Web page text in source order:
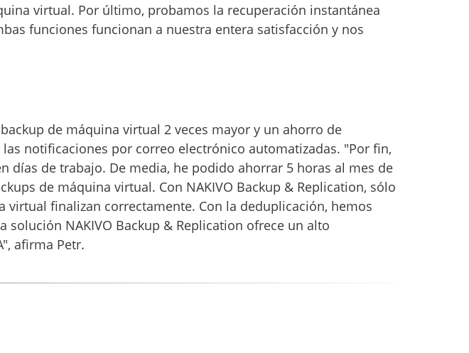
virtual. Por último, probamos la recuperación instantánea
funciones funcionan a nuestra entera satisfacción y nos
de máquina virtual 2 veces mayor y un ahorro de
notificaciones por correo electrónico automatizadas. "Por fin,
de trabajo. De media, he podido ahorrar 5 horas al mes de
de máquina virtual. Con NAKIVO Backup & Replication, sólo
finalizan correctamente. Con la deduplicación, hemos
NAKIVO Backup & Replication ofrece un alto
afirma Petr.